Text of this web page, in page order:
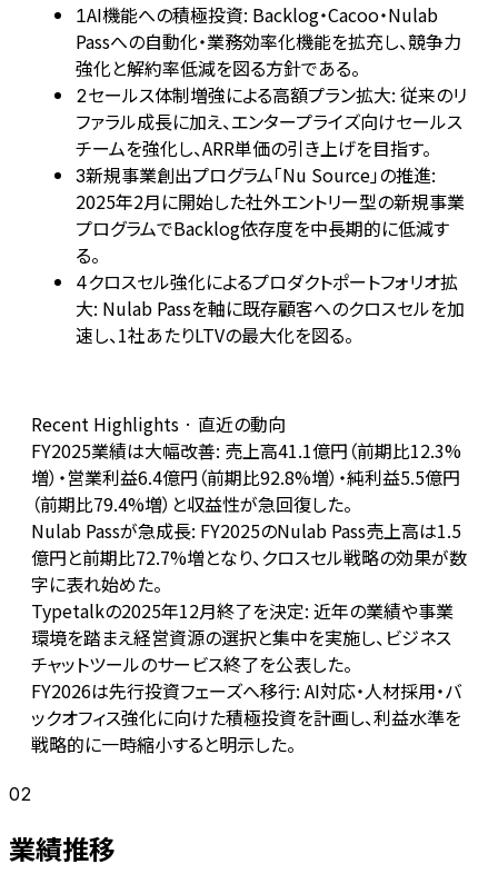
1AI機能への積極投資: Backlog・Cacoo・Nulab
Passへの自動化・業務効率化機能を拡充し、競争力
強化と解約率低減を図る方針である。
2セールス体制増強による高額プラン拡大: 従来のリ
ファラル成長に加え、エンタープライズ向けセールス
チームを強化し、ARR単価の引き上げを目指す。
3新規事業創出プログラム「Nu Source」の推進:
2025年2月に開始した社外エントリー型の新規事業
プログラムでBacklog依存度を中長期的に低減す
る。
4クロスセル強化によるプロダクトポートフォリオ拡
大: Nulab Passを軸に既存顧客へのクロスセルを加
速し、1社あたりLTVの最大化を図る。
Recent Highlights · 直近の動向
FY2025業績は大幅改善: 売上高41.1億円（前期比12.3%
増）・営業利益6.4億円（前期比92.8%増）・純利益5.5億円
（前期比79.4%増）と収益性が急回復した。
Nulab Passが急成長: FY2025のNulab Pass売上高は1.5
億円と前期比72.7%増となり、クロスセル戦略の効果が数
字に表れ始めた。
Typetalkの2025年12月終了を決定: 近年の業績や事業
環境を踏まえ経営資源の選択と集中を実施し、ビジネス
チャットツールのサービス終了を公表した。
FY2026は先行投資フェーズへ移行: AI対応・人材採用・バ
ックオフィス強化に向けた積極投資を計画し、利益水準を
戦略的に一時縮小すると明示した。
02
業績推移